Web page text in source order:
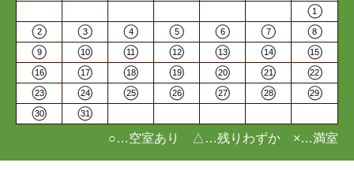
1
2 3 4 5 6 7 8
9 10 11 12 13 14 15
16 17 18 19 20 21 22
23 24 25 26 27 28 29
30 31
○…空室あり △…残りわずか ×…満室